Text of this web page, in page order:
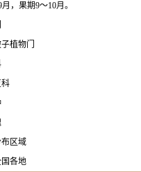
，果期9～10月。
植物门
科
区域
各地